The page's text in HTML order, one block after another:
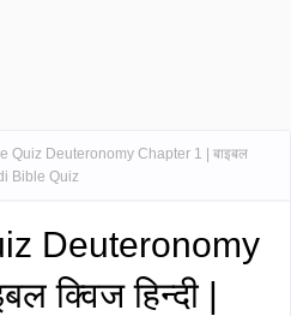
Quiz Deuteronomy Chapter 1 | बाइबल
Bible Quiz
Deuteronomy
क्विज हिन्दी |